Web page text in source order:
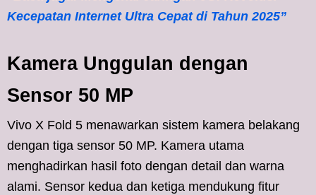
Kecepatan Internet Ultra Cepat di Tahun 2025”
Kamera Unggulan dengan
Sensor 50 MP
Vivo X Fold 5 menawarkan sistem kamera belakang
dengan tiga sensor 50 MP. Kamera utama
menghadirkan hasil foto dengan detail dan warna
alami. Sensor kedua dan ketiga mendukung fitur